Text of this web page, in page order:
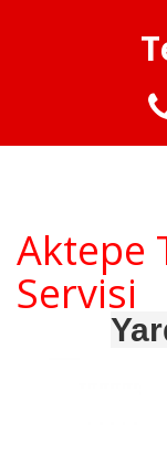
Aktepe
Servisi